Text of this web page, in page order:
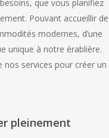
que vous planifiez
Pouvant accueillir de
modernes, d’une
unique à notre érablière.
services pour créer un
pleinement